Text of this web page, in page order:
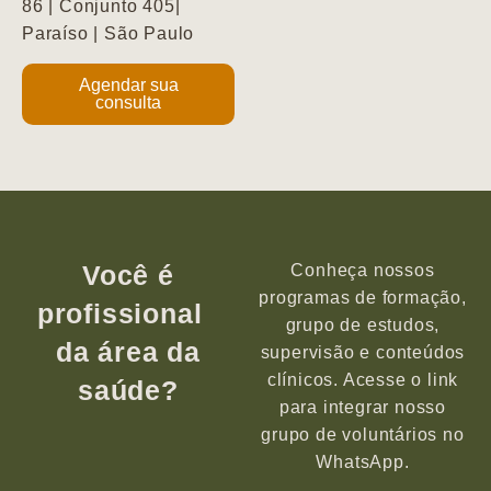
86 | Conjunto 405|
Paraíso | São Paulo
Agendar sua
consulta
Você é
profissional
da área da
saúde?
Conheça nossos
programas de formação,
grupo de estudos,
supervisão e conteúdos
clínicos. Acesse o link
para integrar nosso
grupo de voluntários no
WhatsApp.